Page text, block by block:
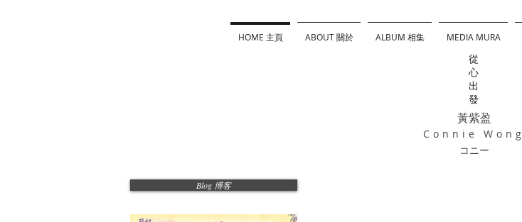
HOME 主頁 ABOUT 關於 ALBUM 相集 MEDIA MURA
從
心
出
發
黃紫盈
Connie Wong
コニー
Blog 博客